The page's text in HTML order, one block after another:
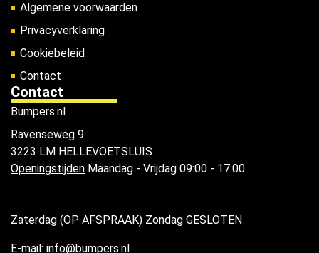
Algemene voorwaarden
Privacyverklaring
Cookiebeleid
Contact
Contact
Bumpers.nl
Ravenseweg 9
3223 LM HELLEVOETSLUIS
Openingstijden Maandag - Vrijdag 09:00 - 17:00
Zaterdag (OP AFSPRAAK) Zondag GESLOTEN
E-mail: info@bumpers.nl